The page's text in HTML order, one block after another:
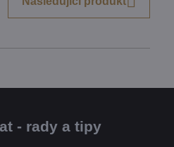
- rady a tipy